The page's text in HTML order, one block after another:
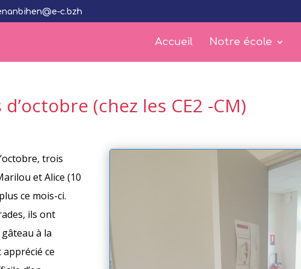
c.bzh
Accueil Notre école
(chez les CE2 -CM)
trois
et Alice (10
ce mois-ci.
ils ont
à la
ce